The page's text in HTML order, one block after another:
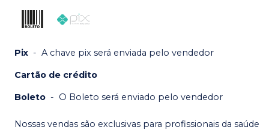
Pix - A chave pix será enviada pelo vendedor
Cartão de crédito
Boleto - O Boleto será enviado pelo vendedor
Nossas vendas são exclusivas para profissionais da saúde